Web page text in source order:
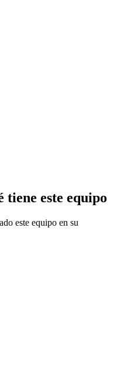
este equipo
este equipo en su